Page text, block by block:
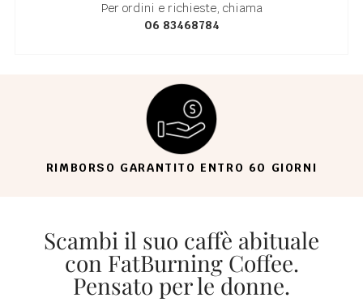
Per ordini e richieste, chiama
06 83468784
GARANZIA DI SODDISFAZIONE AL 100%
Scambi il suo caffè abituale
con FatBurning Coffee.
Pensato per le donne.